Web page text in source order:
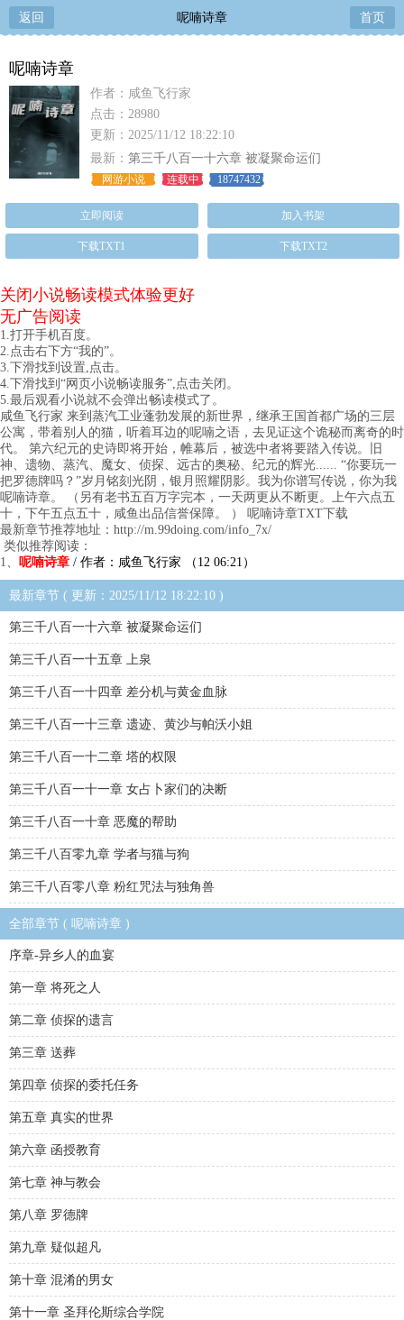
返回 呢喃诗章 首页
呢喃诗章
作者：咸鱼飞行家
点击：28980
更新：2025/11/12 18:22:10
最新： 第三千八百一十六章 被凝聚命运们
网游小说 连载中 18747432
立即阅读 加入书架
下载TXT1 下载TXT2
关闭小说畅读模式体验更好
无广告阅读
1.打开手机百度。
2.点击右下方“我的”。
3.下滑找到设置,点击。
4.下滑找到“网页小说畅读服务”,点击关闭。
5.最后观看小说就不会弹出畅读模式了。
咸鱼飞行家 来到蒸汽工业蓬勃发展的新世界，继承王国首都广场的三层
公寓，带着别人的猫，听着耳边的呢喃之语，去见证这个诡秘而离奇的时
代。 第六纪元的史诗即将开始，帷幕后，被选中者将要踏入传说。旧
神、遗物、蒸汽、魔女、侦探、远古的奥秘、纪元的辉光...... “你要玩一
把罗德牌吗？”岁月铭刻光阴，银月照耀阴影。我为你谱写传说，你为我
呢喃诗章。 （另有老书五百万字完本，一天两更从不断更。上午六点五
十，下午五点五十，咸鱼出品信誉保障。 ） 呢喃诗章TXT下载
最新章节推荐地址：http://m.99doing.com/info_7x/
类似推荐阅读：
1、 呢喃诗章 / 作者：咸鱼飞行家 （12 06:21）
最新章节 ( 更新：2025/11/12 18:22:10 )
第三千八百一十六章 被凝聚命运们
第三千八百一十五章 上泉
第三千八百一十四章 差分机与黄金血脉
第三千八百一十三章 遗迹、黄沙与帕沃小姐
第三千八百一十二章 塔的权限
第三千八百一十一章 女占卜家们的决断
第三千八百一十章 恶魔的帮助
第三千八百零九章 学者与猫与狗
第三千八百零八章 粉红咒法与独角兽
全部章节 ( 呢喃诗章 )
序章-异乡人的血宴
第一章 将死之人
第二章 侦探的遗言
第三章 送葬
第四章 侦探的委托任务
第五章 真实的世界
第六章 函授教育
第七章 神与教会
第八章 罗德牌
第九章 疑似超凡
第十章 混淆的男女
第十一章 圣拜伦斯综合学院